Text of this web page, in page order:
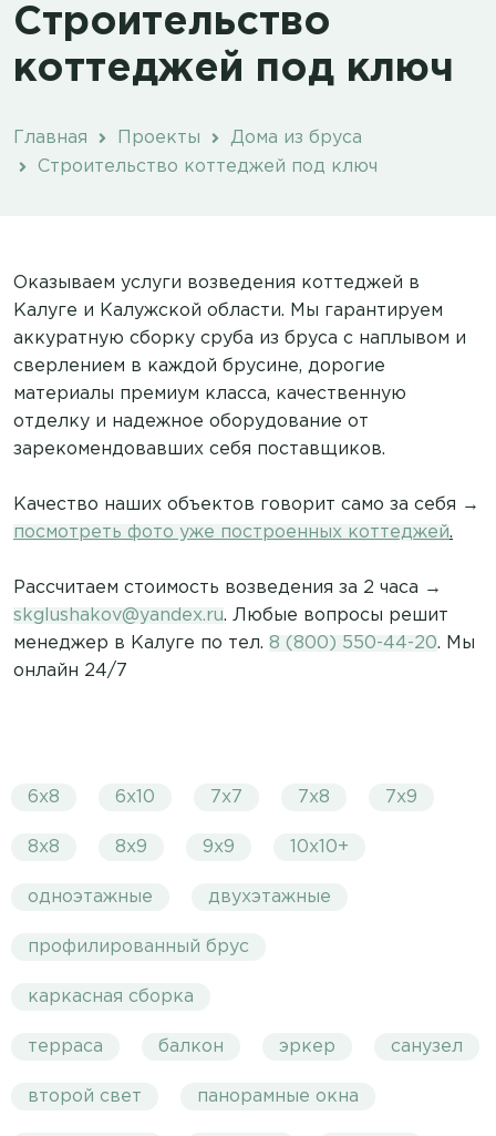
Строительство
коттеджей под ключ
Главная Проекты
Дома из бруса
Строительство коттеджей под ключ
Оказываем услуги возведения коттеджей в
Калуге и Калужской области. Мы гарантируем
аккуратную сборку сруба из бруса с наплывом и
сверлением в каждой брусине, дорогие
материалы премиум класса, качественную
отделку и надежное оборудование от
зарекомендовавших себя поставщиков.
Качество наших объектов говорит само за себя →
посмотреть фото уже построенных коттеджей.
Рассчитаем стоимость возведения за 2 часа →
skglushakov@yandex.ru. Любые вопросы решит
менеджер в Калуге по тел. 8 (800) 550-44-20. Мы
онлайн 24/7
6х8 6х10 7х7 7х8 7х9
8х8 8х9 9х9 10х10+
одноэтажные двухэтажные
профилированный брус
каркасная сборка
терраса балкон эркер санузел
второй свет панорамные окна